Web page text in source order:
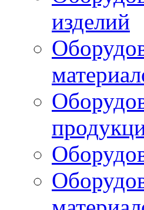
изделий